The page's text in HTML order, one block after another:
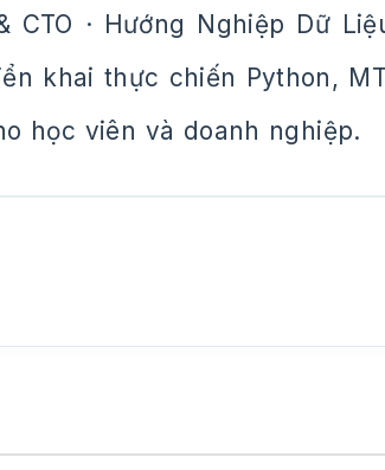
· Hướng Nghiệp Dữ
khai thực chiến Python,
học viên và doanh nghiệp.